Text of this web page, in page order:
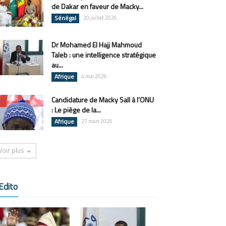
de Dakar en faveur de Macky...
Sénégal 20 juillet 2026
Dr Mohamed El Hajj Mahmoud
Taleb : une intelligence stratégique
au...
Afrique 4 mai 2026
Candidature de Macky Sall à l’ONU
: Le piège de la...
Afrique 27 mars 2026
plus